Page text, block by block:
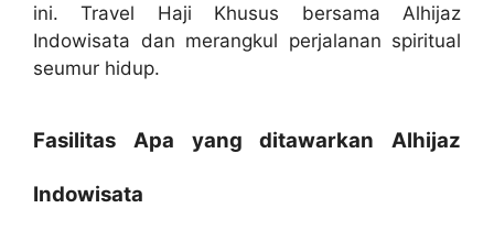
ini. Travel Haji Khusus bersama Alhijaz
Indowisata dan merangkul perjalanan spiritual
seumur hidup.
Fasilitas Apa yang ditawarkan Alhijaz
Indowisata